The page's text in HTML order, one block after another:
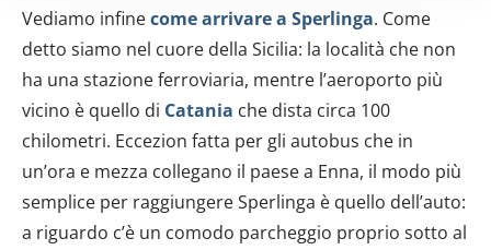
(impronte digitali).
Approfondisci come vengono elaborati i tuoi dati personali
modificare o ritirare il tuo consenso in qualsiasi momento
dalla Dichiarazione sui cookie.
Utilizziamo i cookie per personalizzare contenuti ed
annunci, per fornire funzionalità dei social media e per
analizzare il nostro traffico. Condividiamo inoltre
Vediamo infinecome arrivare a Sperlinga. Come
detto siamo nel cuore della Sicilia: la località che non
ha una stazione ferroviaria, mentre l’aeroporto più
vicino è quello di Catania che dista circa 100
chilometri. Eccezion fatta per gli autobus che in
un’ora e mezza collegano il paese a Enna, il modo più
semplice per raggiungere Sperlinga è quello dell’auto:
a riguardo c’è un comodo parcheggio proprio sotto al